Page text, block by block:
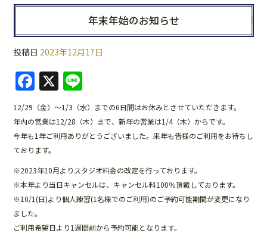
年末年始のお知らせ
投稿日 2023年12月17日
F
a
c
e
b
o
o
k
X
n
e
12/29（金）～1/3（水）までの6日間はお休みとさせていただきます。
年内の営業は12/28（木）まで、新年の営業は1/4（木）からです。
今年も1年ご利用ありがとうございました。来年も皆様のご利用をお待ちし
ております。
※2023年10月よりスタジオ料金の改定を行っております。
※本年より当日キャンセルは、キャンセル料100％頂戴しております。
※10/1(日)より個人練習(1名様でのご利用)のご予約可能期間が変更になり
ました。
ご利用希望日より1週間前から予約可能となります。